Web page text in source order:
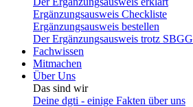
Ergänzungsausweis Checkliste
Ergänzungsausweis bestellen
Der Ergänzungsausweis trotz SBGG
Fachwissen
Mitmachen
Über Uns
Das sind wir
Deine dgti - einige Fakten über uns